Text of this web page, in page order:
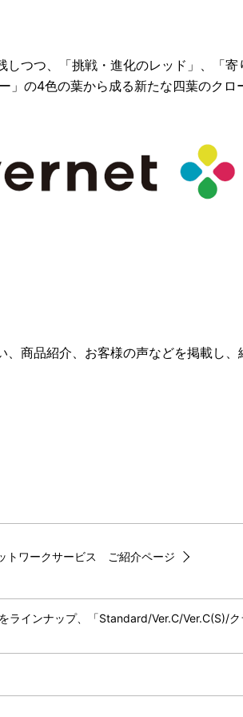
つつ、「挑戦・進化のレッド」、「寄
」の4色の葉から成る新たな四葉のクロ
商品紹介、お客様の声などを掲載し
トワークサービス ご紹介ページ
ラインナップ、「Standard/Ver.C/Ver.C(S)/